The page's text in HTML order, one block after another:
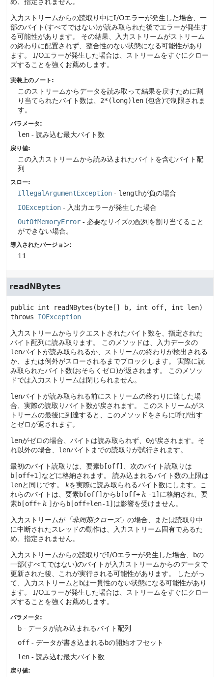
入力ストリームからの読取り中にI/Oエラーが発生した場合、一
部のバイト(すべてではない)が読み取られた後でエラーが発生す
る可能性があります。
その結果、入力ストリームがストリーム
の終わりに配置されず、整合性のない状態になる可能性があり
ます。
I/Oエラーが発生した場合は、ストリームをすぐにクロー
ズすることを強くお薦めします。
実装上のノート:
このストリームからデータを読み取って結果を戻すために割
り当てられたバイト数は、 2*(long)len (包含)で制限されま
す。
パラメータ:
len - 読み込む最大バイト数
戻り値:
この入力ストリームから読み込まれたバイトを含むバイト配
列
スロー:
IllegalArgumentException - lengthが負の場合
IOException - 入出力エラーが発生した場合
OutOfMemoryError - 必要なサイズの配列を割り当てること
ができない場合。
導入されたバージョン:
11
readNBytes
public int readNBytes (byte[] b, int off, int len)
throws IOException
入力ストリームからリクエストされたバイト数を、指定された
バイト配列に読み取ります。
このメソッドは、入力データの
lenバイトが読み取られるか、ストリームの終わりが検出される
か、または例外がスローされるまでブロックします。
実際に読
み取られたバイト数(おそらくゼロ)が返されます。
このメソッ
ドでは入力ストリームは閉じられません。
lenバイトが読み取られる前にストリームの終わりに達した場
合、実際の読取りバイト数が戻されます。
このストリームがス
トリームの最後に到達すると、このメソッドをさらに呼び出す
とゼロが返されます。
lenがゼロの場合、バイトは読み取られず、 0が戻されます。そ
れ以外の場合、 lenバイトまでの読取りが試行されます。
最初のバイト読取りは、要素b[off]
、次のバイト読取りは
b[off+1] などに格納されます。
読み込まれるバイト数の上限は
lenと同じです。 kを実際に読み取られるバイト数にします。こ
れらのバイトは、要素b[off] から b[off+ k -1] に格納され、要
素b[off+ k ] から b[off+len-1] は影響を受けません。
入力ストリームが 「非同期クローズ」 の場合、または読取り中
に中断されたスレッドの動作は、入力ストリーム固有であるた
め、指定されません。
入力ストリームからの読取りでI/Oエラーが発生した場合、 bの
一部(すべてではない)のバイトが入力ストリームからのデータで
更新された後、これが実行される可能性があります。
したがっ
て、入力ストリームと bは一貫性のない状態になる可能性があり
ます。
I/Oエラーが発生した場合は、ストリームをすぐにクロー
ズすることを強くお薦めします。
パラメータ:
b - データが読み込まれるバイト配列
off - データが書き込まれる bの開始オフセット
len - 読み込む最大バイト数
戻り値: